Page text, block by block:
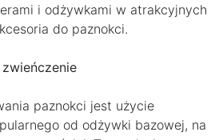
i odżywkami w atrakcyjnych
do paznokci.
paznokci jest użycie
od odżywki bazowej, na